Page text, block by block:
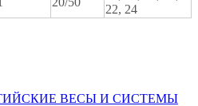
22, 24
ВЕСЫ И СИСТЕМЫ